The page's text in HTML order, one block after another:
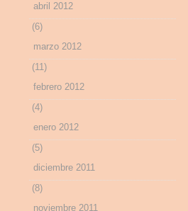
abril 2012
(6)
marzo 2012
(11)
febrero 2012
(4)
enero 2012
(5)
diciembre 2011
(8)
noviembre 2011